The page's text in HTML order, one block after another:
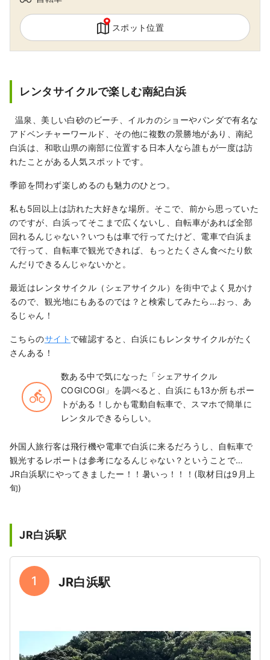
スポット位置
レンタサイクルで楽しむ南紀白浜
温泉、美しい白砂のビーチ、イルカのショーやパンダで有名な
アドベンチャーワールド、その他に複数の景勝地があり、南紀
白浜は、和歌山県の南部に位置する日本人なら誰もが一度は訪
れたことがある人気スポットです。
季節を問わず楽しめるのも魅力のひとつ。
私も5回以上は訪れた大好きな場所。そこで、前から思っていた
のですが、白浜ってそこまで広くないし、自転車があれば全部
回れるんじゃない？いつもは車で行ってたけど、電車で白浜ま
で行って、自転車で観光できれば、もっとたくさん食べたり飲
んだりできるんじゃないかと。
最近はレンタサイクル（シェアサイクル）を街中でよく見かけ
るので、観光地にもあるのでは？と検索してみたら…おっ、あ
るじゃん！
こちらのサイト で確認すると、白浜にもレンタサイクルがたく
さんある！
directions_bike
数ある中で気になった「シェアサイクル
COGICOGI」を調べると、白浜にも13か所もポー
トがある！しかも電動自転車で、スマホで簡単に
レンタルできるらしい。
外国人旅行客は飛行機や電車で白浜に来るだろうし、自転車で
観光するレポートは参考になるんじゃない？ということで…
JR白浜駅にやってきましたー！！暑いっ！！！(取材日は9月上
旬)
JR白浜駅
1 JR白浜駅